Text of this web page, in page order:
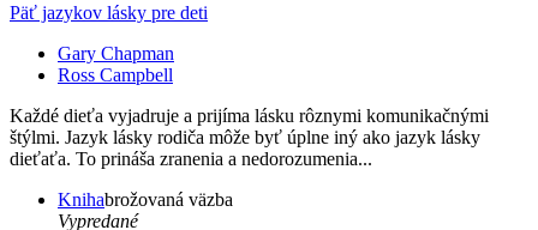
Päť jazykov lásky pre deti
Gary Chapman
Ross Campbell
Každé dieťa vyjadruje a prijíma lásku rôznymi komunikačnými
štýlmi. Jazyk lásky rodiča môže byť úplne iný ako jazyk lásky
dieťaťa. To prináša zranenia a nedorozumenia...
Knihabrožovaná väzba
Vypredané